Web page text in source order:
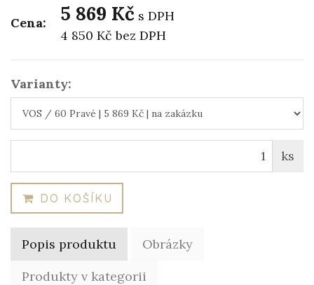
Cena: 5 869 Kč s DPH
4 850 Kčbez DPH
Varianty:
ks
DO KOŠÍKU
Popis produktu
Obrázky
Produkty v kategorii